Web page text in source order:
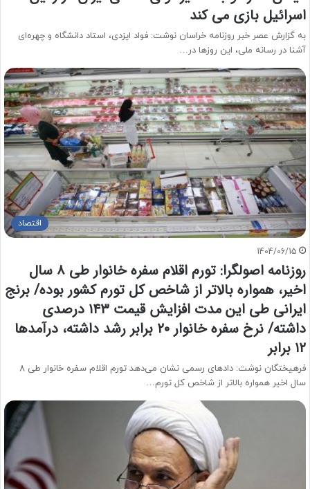
اسرائیل بازی می کند
به گزارش عصر خبر روزنامه خراسان نوشت: فواد ایزدی، استاد دانشگاه و چهره‌ای
آشنا در رسانه ملی، این روزها در…
اقتصاد
1404/06/15
روزنامه اصولگرا: تورم اقلام سفره خانوار طی ۸ سال
اخیر، همواره بالاتر از شاخص کل تورم کشور بوده/ برنج
ایرانی طی این مدت افزایش قیمت ۱۴۳ درصدی
داشته/ نرخ سفره خانوار ۲۰ برابر رشد داشته، درآمد‌ها
۱۲ برابر
فرهیختگان نوشت: دادهای رسمی نشان می‌دهد تورم اقلام سفره خانوار طی ۸
سال اخیر همواره بالاتر از شاخص کل تورم…